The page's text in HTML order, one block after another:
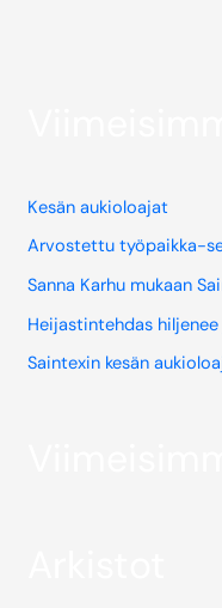
Kesän aukioloajat
Arvostettu työpaikka-
Sanna Karhu mukaan
Heijastintehdas
Saintexin kesän